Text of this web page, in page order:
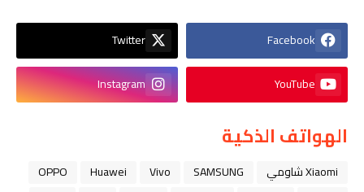
Facebook
Twitter
YouTube
Instagram
الهواتف الذكية
Xiaomi شاومي SAMSUNG
Vivo
Huawei
OPPO